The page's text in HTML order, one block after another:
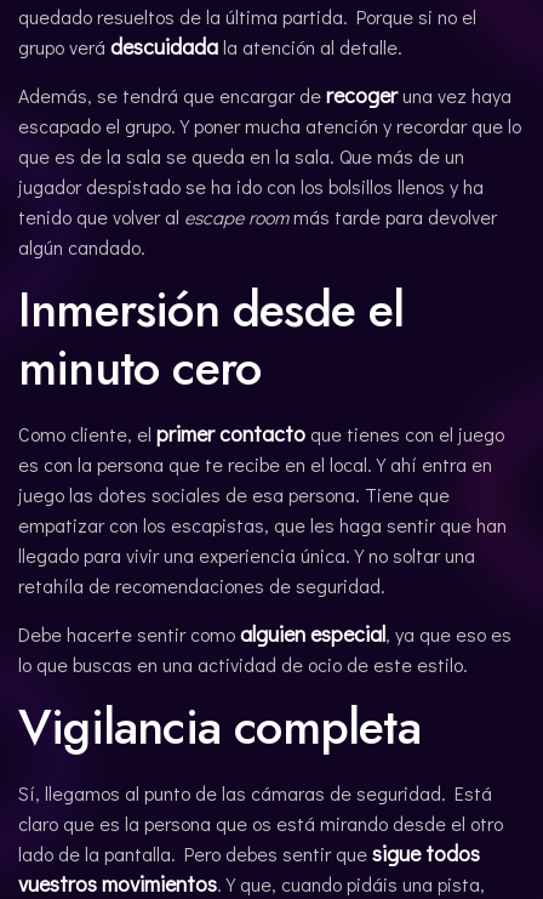
quedado resueltos de la última partida. Porque si no el
grupo verá descuidadala atención al detalle.
Además, se tendrá que encargar derecogeruna vez haya
escapado el grupo. Y poner mucha atención y recordar que lo
que es de la sala se queda en la sala. Que más de un
jugador despistado se ha ido con los bolsillos llenos y ha
tenido que volver al escape roommás tarde para devolver
algún candado.
Inmersión desde el
minuto cero
Como cliente, el primer contacto que tienes con el juego
es con la persona que te recibe en el local. Y ahí entra en
juego las dotes sociales de esa persona. Tiene que
empatizar con los escapistas, que les haga sentir que han
llegado para vivir una experiencia única. Y no soltar una
retahíla de recomendaciones de seguridad.
Debe hacerte sentir comoalguien especial, ya que eso es
lo que buscas en una actividad de ocio de este estilo.
Vigilancia completa
Sí, llegamos al punto de las cámaras de seguridad. Está
claro que es la persona que os está mirando desde el otro
lado de la pantalla. Pero debes sentir quesigue todos
vuestros movimientos. Y que, cuando pidáis una pista,